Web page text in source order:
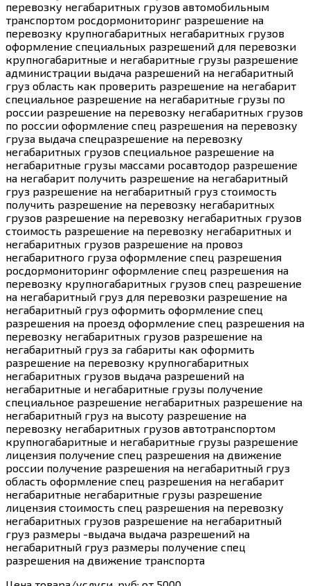
перевозку негабаритных грузов автомобильным
транспортом росдормониторинг разрешение на
перевозку крупногабаритных негабаритных грузов
оформление специальных разрешений для перевозки
крупногабаритные и негабаритные грузы разрешение
администрации выдача разрешений на негабаритный
груз область как проверить разрешение на негабарит
специальное разрешение на негабаритные грузы по
россии разрешение на перевозку негабаритных грузов
по россии оформление спец разрешения на перевозку
груза выдача спецразрешение на перевозку
негабаритных грузов специальное разрешение на
негабаритные грузы массами росавтодор разрешение
на негабарит получить разрешение на негабаритный
груз разрешение на негабаритный груз стоимость
получить разрешение на перевозку негабаритных
грузов разрешение на перевозку негабаритных грузов
стоимость разрешение на перевозку негабаритных и
негабаритных грузов разрешение на провоз
негабаритного груза оформление спец разрешения
росдормониторинг оформление спец разрешения на
перевозку крупногабаритных грузов спец разрешение
на негабаритный груз для перевозки разрешение на
негабаритный груз оформить оформление спец
разрешения на проезд оформление спец разрешения на
перевозку негабаритных грузов разрешение на
негабаритный груз за габариты как оформить
разрешение на перевозку крупногабаритных
негабаритных грузов выдача разрешений на
негабаритные и негабаритные грузы получение
специальное разрешение негабаритных разрешение на
негабаритный груз на высоту разрешение на
перевозку негабаритных грузов автотранспортом
крупногабаритные и негабаритные грузы разрешение
лицензия получение спец разрешения на движение
россии получение разрешения на негабаритный груз
область оформление спец разрешения на негабарит
негабаритные негабаритные грузы разрешение
лицензия стоимость спец разрешения на перевозку
негабаритных грузов разрешение на негабаритный
груз размеры -выдача выдача разрешений на
негабаритный груз размеры получение спец
разрешения на движение транспорта